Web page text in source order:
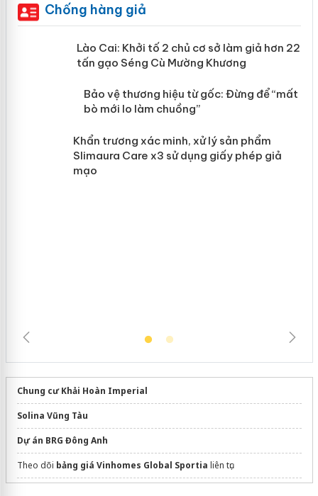
Chống hàng giả
Lào Cai: Khởi tố 2 chủ cơ sở làm giả
hơn 22 tấn gạo Séng Cù Mường
Bảo vệ thương hiệu từ gốc: Đừng để
“mất bò mới lo làm chuồng”
Chung cư Khải Hoàn Imperial
Solina Vũng Tàu
Dự án BRG Đông Anh
Theo dõi bảng giá Vinhomes Global Sportia liên tục